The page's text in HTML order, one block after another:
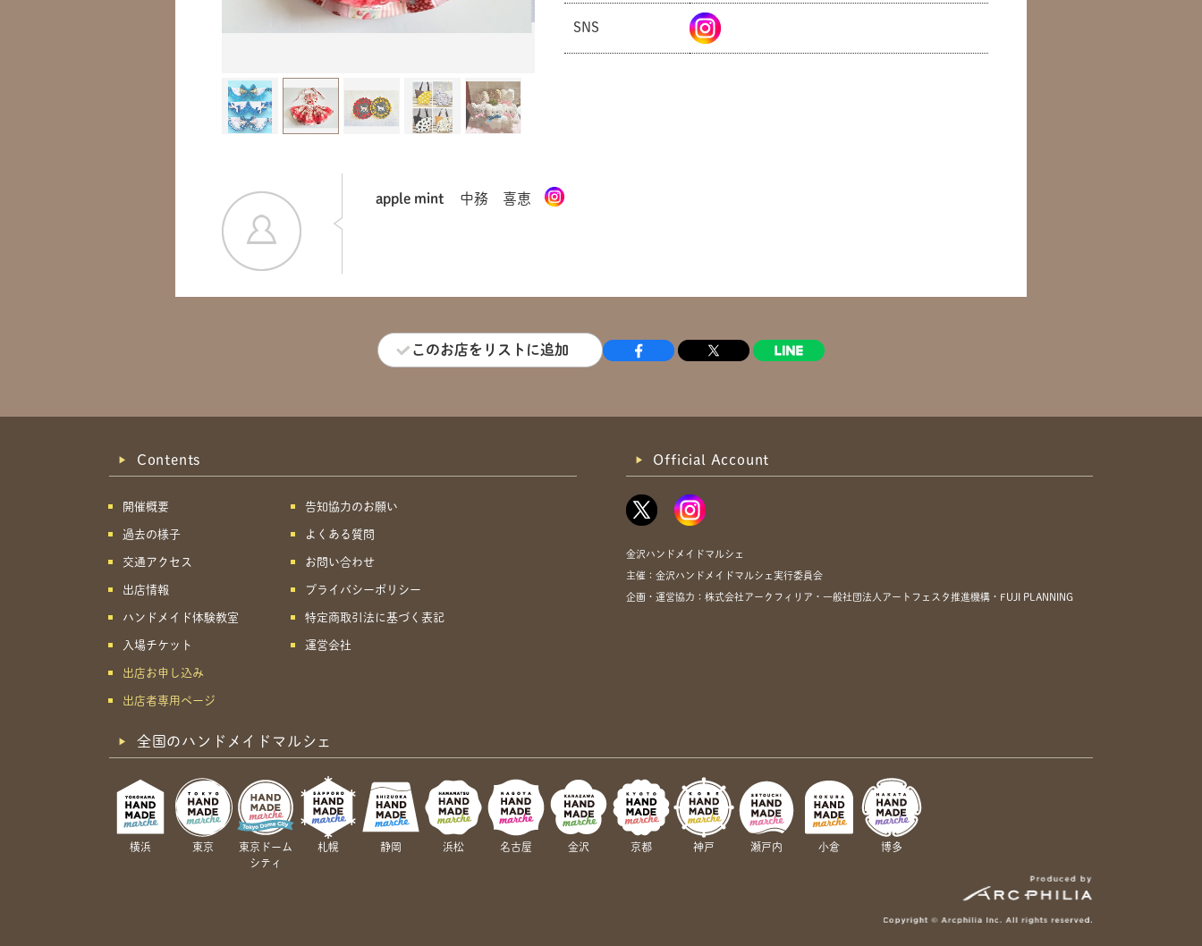
SNS
apple mint 中務 喜恵
このお店をリストに追加
Contents
開催概要
過去の様子
交通アクセス
出店情報
ハンドメイド体験教室
入場チケット
出店お申し込み
出店者専用ページ
告知協力のお願い
よくある質問
お問い合わせ
プライバシーポリシー
特定商取引法に基づく表記
運営会社
Official Account
金沢ハンドメイドマルシェ
主催：金沢ハンドメイドマルシェ実行委員会
企画・運営協力：株式会社アークフィリア・一般社団法人アートフェスタ推進機構・FUJI PLANNING
全国のハンドメイドマルシェ
横浜 東京
東京ドーム
シティ
札幌 静岡 浜松 名古屋 金沢 京都 神戸 瀬戸内 小倉 博多